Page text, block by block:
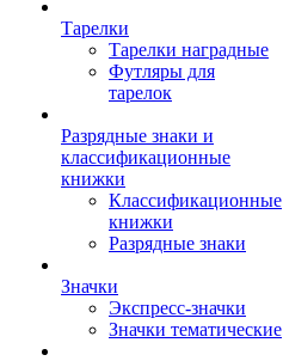
Тарелки
Тарелки наградные
Футляры для
тарелок
Разрядные знаки и
классификационные
книжки
Классификационные
книжки
Разрядные знаки
Значки
Экспресс-значки
Значки тематические